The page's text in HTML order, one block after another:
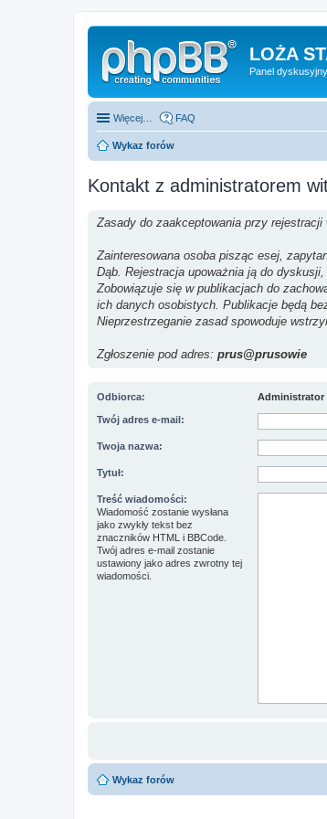
LOŻA
Panel dyskusyjny
Więcej… FAQ
Wykaz forów
Kontakt z administratorem
Zasady do zaakceptowania przy
Zainteresowana osoba pisząc esej,
Dąb. Rejestracja upoważnia ją do
Zobowiązuje się w publikacjach do
ich danych osobistych. Publikacje będą
Nieprzestrzeganie zasad spowoduje
Zgłoszenie pod adres: prus@prusowie
Odbiorca: Administrator
Twój adres e-mail:
Twoja nazwa:
Tytuł:
Treść wiadomości:
Wiadomość zostanie wysłana
jako zwykły tekst bez
znaczników HTML i BBCode.
Twój adres e-mail zostanie
ustawiony jako adres zwrotny tej
wiadomości.
Wykaz forów